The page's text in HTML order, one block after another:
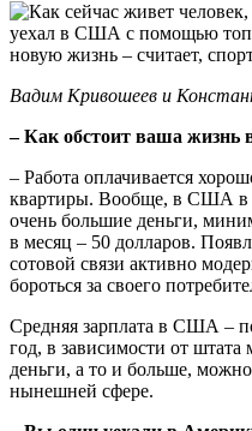
Вадим Кривошеев и
– Как обстоит ваша жизнь
– Работа оплачивается
квартиры. Вообще, в США в
очень большие деньги,
в месяц – 50 долларов.
сотовой связи активно
бороться за своего
Средняя зарплата в США –
год, в зависимости от штата
деньги, а то и больше,
нынешней сфере.